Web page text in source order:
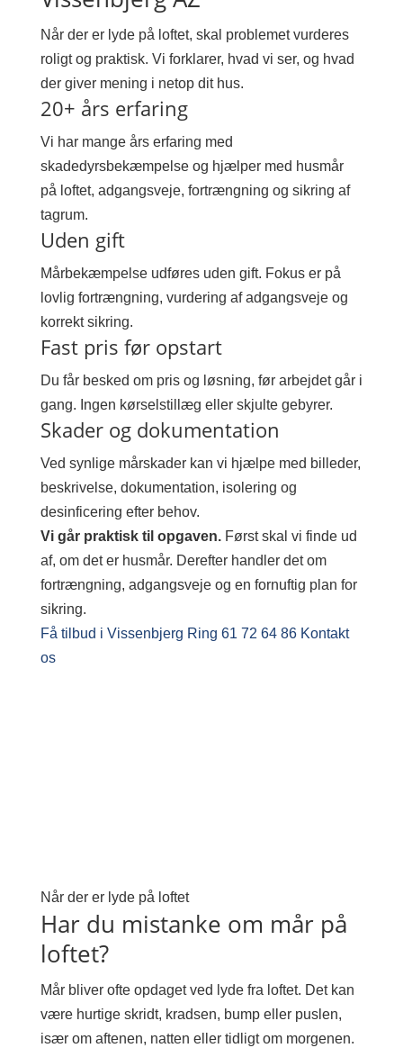
Når der er lyde på loftet, skal problemet vurderes
roligt og praktisk. Vi forklarer, hvad vi ser, og hvad
der giver mening i netop dit hus.
20+ års erfaring
Vi har mange års erfaring med
skadedyrsbekæmpelse og hjælper med husmår
på loftet, adgangsveje, fortrængning og sikring af
tagrum.
Uden gift
Mårbekæmpelse udføres uden gift. Fokus er på
lovlig fortrængning, vurdering af adgangsveje og
korrekt sikring.
Fast pris før opstart
Du får besked om pris og løsning, før arbejdet går i
gang. Ingen kørselstillæg eller skjulte gebyrer.
Skader og dokumentation
Ved synlige mårskader kan vi hjælpe med billeder,
beskrivelse, dokumentation, isolering og
desinficering efter behov.
Vi går praktisk til opgaven.Først skal vi finde ud
af, om det er husmår. Derefter handler det om
fortrængning, adgangsveje og en fornuftig plan for
sikring.
Få tilbud i Vissenbjerg Ring 61 72 64 86 Kontakt
os
Når der er lyde på loftet
Har du mistanke om mår på
loftet?
Mår bliver ofte opdaget ved lyde fra loftet. Det kan
være hurtige skridt, kradsen, bump eller puslen,
især om aftenen, natten eller tidligt om morgenen.